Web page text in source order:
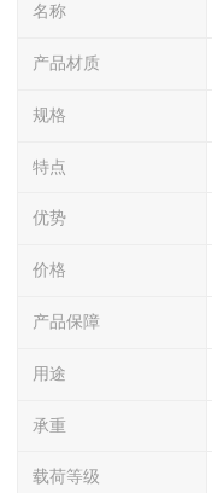
名称
产品材质
规格
特点
优势
价格
产品保障
用途
承重
载荷等级